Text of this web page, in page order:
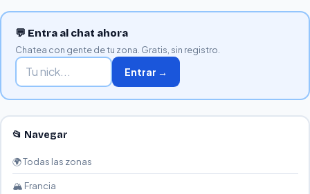
💬 Entra al chat ahora
Chatea con gente de tu zona. Gratis, sin registro.
Entrar →
📂 Navegar
🌍 Todas las zonas
🏔️ Francia